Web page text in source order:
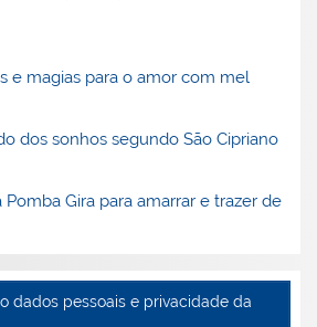
e magias para o amor com mel
dos sonhos segundo São Cipriano
Pomba Gira para amarrar e trazer de
dados pessoais e privacidade da